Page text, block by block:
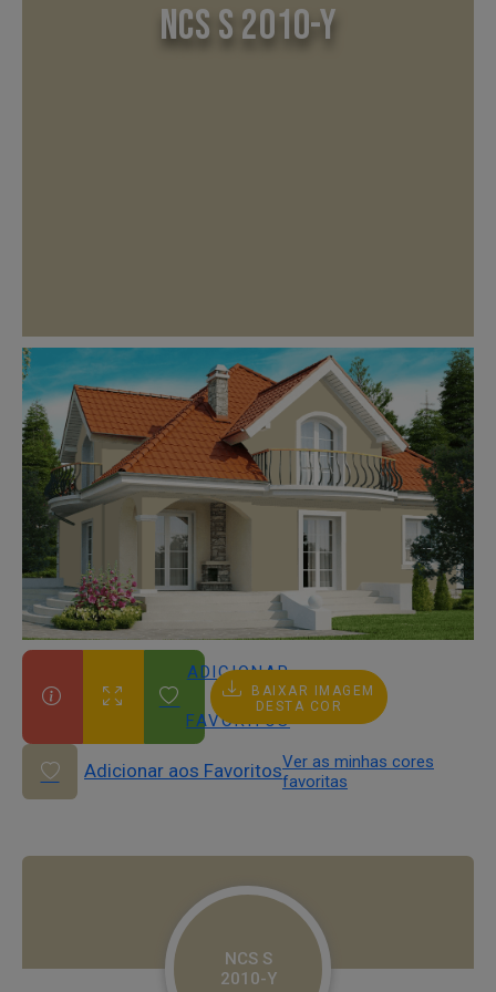
NCS S 2010-Y
ADICIONAR
AOS
FAVORITOS
BAIXAR IMAGEM
DESTA COR
Adicionar aos FavoritosVer as minhas cores
favoritas
NCS S
2010-Y